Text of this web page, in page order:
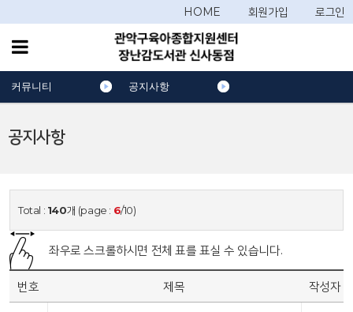
HOME 회원가입 로그인
공지사항
커뮤니티 공지사항
Total : 140개 (page : 6/10)
좌우로 스크롤하시면 전체 표를 표실 수 있습니다.
번호 제목 작성자